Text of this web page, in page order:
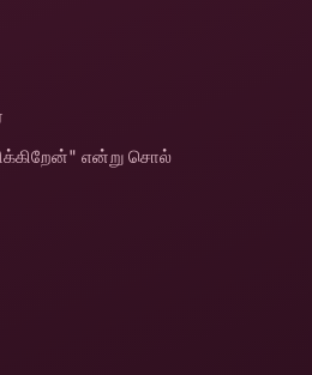
என்று சொல்